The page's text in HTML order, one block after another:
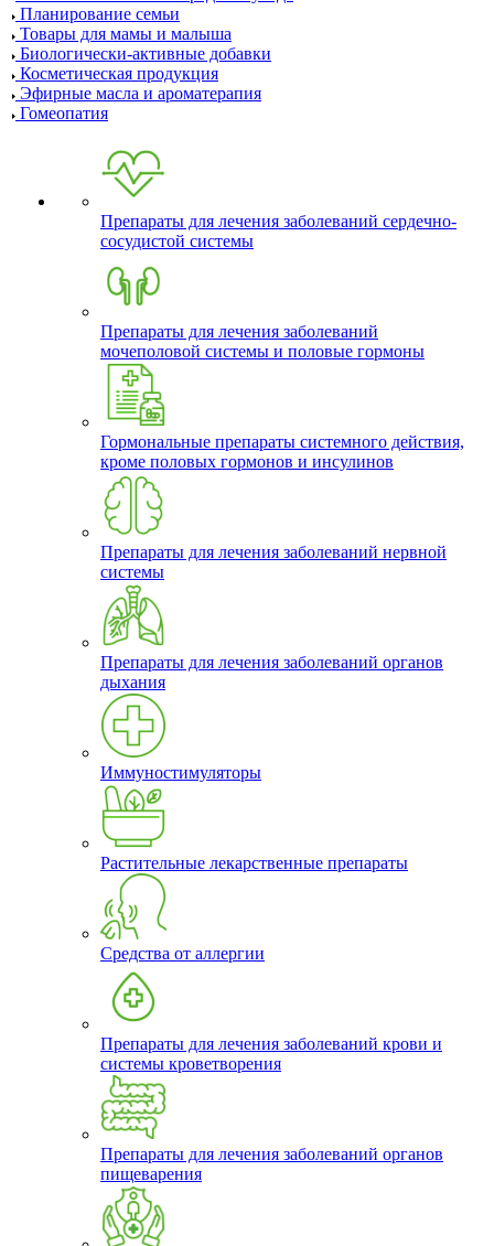
Планирование семьи
Товары для мамы и малыша
Биологически-активные добавки
Косметическая продукция
Эфирные масла и ароматерапия
Гомеопатия
Препараты для лечения заболеваний сердечно-
сосудистой системы
Препараты для лечения заболеваний
мочеполовой системы и половые гормоны
Гормональные препараты системного действия,
кроме половых гормонов и инсулинов
Препараты для лечения заболеваний нервной
системы
Препараты для лечения заболеваний органов
дыхания
Иммуностимуляторы
Растительные лекарственные препараты
Средства от аллергии
Препараты для лечения заболеваний крови и
системы кроветворения
Препараты для лечения заболеваний органов
пищеварения